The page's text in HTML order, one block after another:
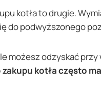
kotła to drugie.
do podwyższonego
możesz odzyskać
zakupu kotła często